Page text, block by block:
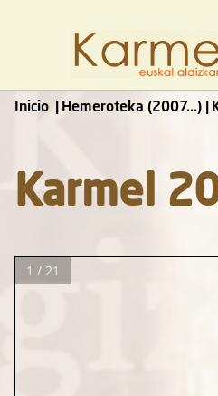
Inicio Hemeroteka (2007...)
Karmel
1 / 21